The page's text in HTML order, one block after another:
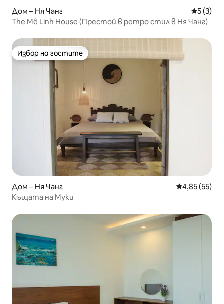
Дом – Ня Чанг Средна
5 (3)
The Mê Linh House (Престой в ретро стил в Ня Чанг)
Избор на гостите
Избор на гостите
Дом – Ня Чанг Средна
4,85 (55)
Къщата на Муки